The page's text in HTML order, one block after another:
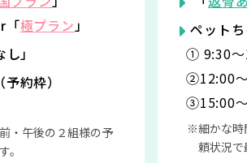
「極プラン」
」
約枠）
・午後の２組様の予
。
ペット
① 9:30
②12:00
③15:00
細かな
頼状況で